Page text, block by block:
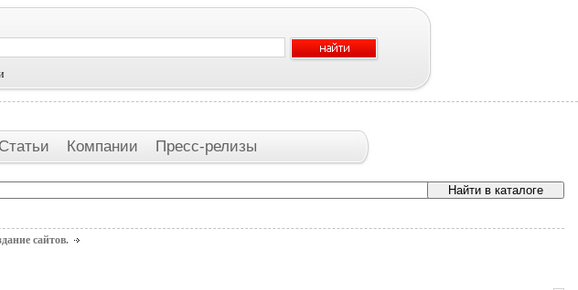
Статьи Компании Пресс-релизы
сайтов.